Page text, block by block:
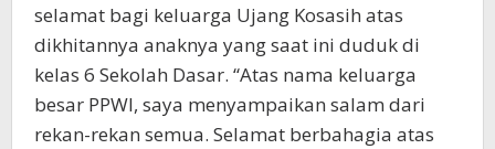
selamat bagi keluarga Ujang Kosasih atas
dikhitannya anaknya yang saat ini duduk di
kelas 6 Sekolah Dasar. “Atas nama keluarga
besar PPWI, saya menyampaikan salam dari
rekan-rekan semua. Selamat berbahagia atas